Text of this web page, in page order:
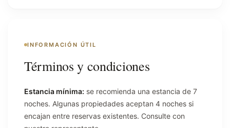
INFORMACIÓN ÚTIL
Términos y condiciones
Estancia mínima: se recomienda una estancia de 7
noches. Algunas propiedades aceptan 4 noches si
encajan entre reservas existentes. Consulte con